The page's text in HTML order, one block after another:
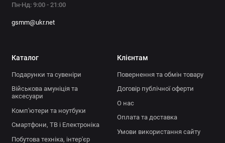
Пн-Нд: 9:00 - 21:00
gsmm@ukr.net
Каталог
Подарунки та сувеніри
Військова амуніція та
аксесуари
Комп'ютери та ноутбуки
Смартфони, ТВ і Електроніка
Побутова техніка, інтер'єр
Клієнтам
Повернення та обмін товару
Договір публічної оферти
О нас
Оплата та доставка
Умови використання сайту